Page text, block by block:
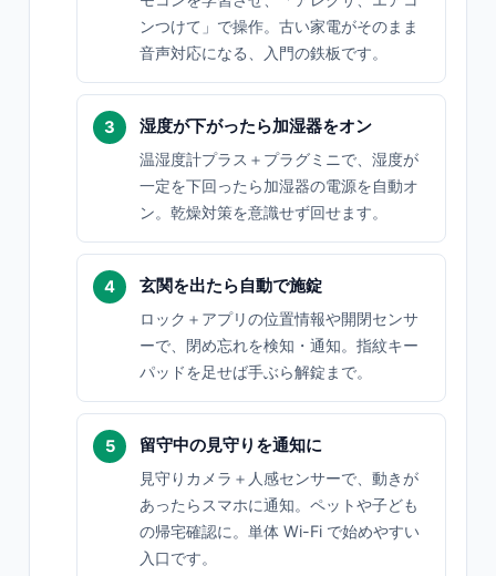
ンつけて」で操作。古い家電がそのまま
音声対応になる、入門の鉄板です。
湿度が下がったら加湿器をオン
温湿度計プラス＋プラグミニで、湿度が
一定を下回ったら加湿器の電源を自動オ
ン。乾燥対策を意識せず回せます。
玄関を出たら自動で施錠
ロック＋アプリの位置情報や開閉センサ
ーで、閉め忘れを検知・通知。指紋キー
パッドを足せば手ぶら解錠まで。
留守中の見守りを通知に
見守りカメラ＋人感センサーで、動きが
あったらスマホに通知。ペットや子ども
の帰宅確認に。単体 Wi-Fi で始めやすい
入口です。